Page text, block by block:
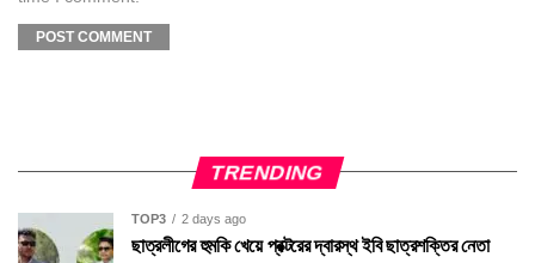
TRENDING
TOP3 2 days ago
ছাত্রলীগের হুমকি খেয়ে প্রক্টরের দ্বারস্থ ইবি ছাত্রশক্তির নেতা